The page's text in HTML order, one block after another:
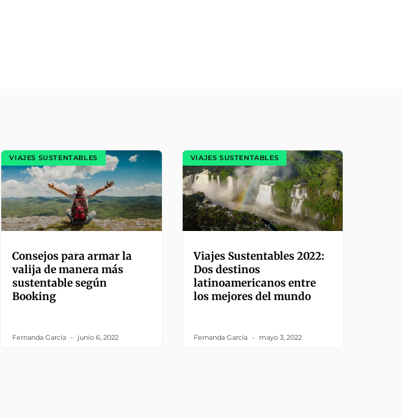
VIAJES SUSTENTABLES
Consejos para armar la
valija de manera más
sustentable según
Booking
Fernanda García junio 6, 2022
VIAJES SUSTENTABLES
Viajes Sustentables 2022:
Dos destinos
latinoamericanos entre
los mejores del mundo
Fernanda García mayo 3, 2022